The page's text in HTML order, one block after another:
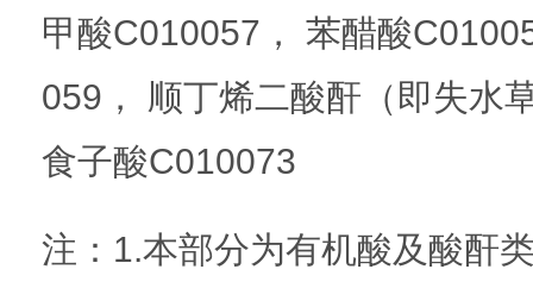
甲酸C010057， 苯醋酸
059， 顺丁烯二酸酐（即失水
食子酸C010073
注：1.本部分为有机酸及酸酐